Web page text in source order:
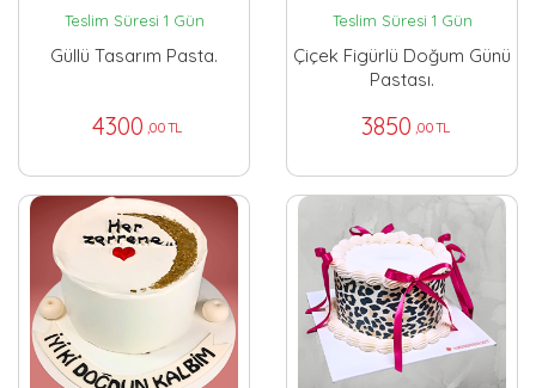
Teslim Süresi 1 Gün
Güllü Tasarım Pasta.
4300 ,00 TL
Teslim Süresi 1 Gün
Çiçek Figürlü Doğum Günü
Pastası.
3850 ,00 TL